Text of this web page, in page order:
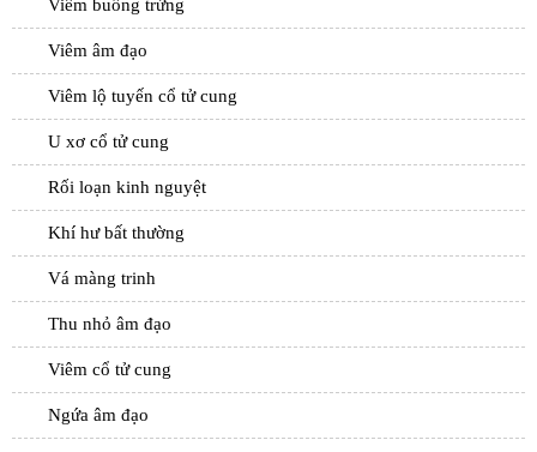
Viêm buồng trứng
Viêm âm đạo
Viêm lộ tuyến cổ tử cung
U xơ cổ tử cung
Rối loạn kinh nguyệt
Khí hư bất thường
Vá màng trinh
Thu nhỏ âm đạo
Viêm cổ tử cung
Ngứa âm đạo